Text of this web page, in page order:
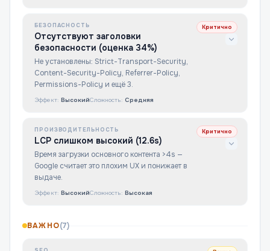
БЕЗОПАСНОСТЬ
Отсутствуют заголовки
безопасности (оценка 34%)
Не установлены: Strict-Transport-Security,
Content-Security-Policy, Referrer-Policy,
Permissions-Policy и ещё 3.
Критично
Эффект: ВысокийСложность: Средняя
ПРОИЗВОДИТЕЛЬНОСТЬ
LCP слишком высокий (12.6s)
Время загрузки основного контента >4s —
Google считает это плохим UX и понижает в
выдаче.
Критично
Эффект: ВысокийСложность: Высокая
ВАЖНО(7)